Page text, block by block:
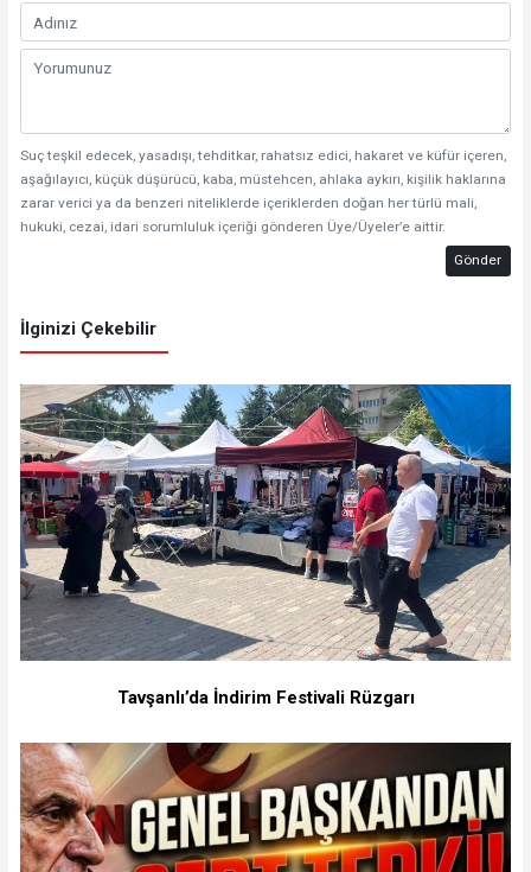
Suç teşkil edecek, yasadışı, tehditkar, rahatsız edici, hakaret ve küfür içeren,
aşağılayıcı, küçük düşürücü, kaba, müstehcen, ahlaka aykırı, kişilik haklarına
zarar verici ya da benzeri niteliklerde içeriklerden doğan her türlü mali,
hukuki, cezai, idari sorumluluk içeriği gönderen Üye/Üyeler’e aittir.
Gönder
İlginizi Çekebilir
Tavşanlı’da İndirim Festivali Rüzgarı